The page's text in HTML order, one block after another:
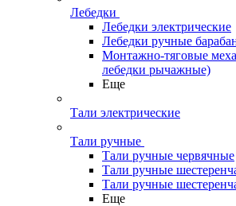
Лебедки
Лебедки электрические
Лебедки ручные
Монтажно-тяговые
лебедки рычажные)
Еще
Тали электрические
Тали ручные
Тали ручные червячные
Тали ручные
Тали ручные
Еще